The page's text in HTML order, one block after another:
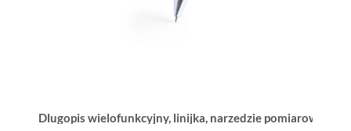
Dlugopis wielofunkcyjny, linijka, narzedzie pomiarowe